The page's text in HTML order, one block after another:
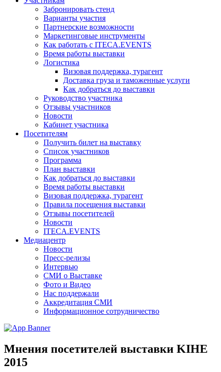
Забронировать стенд
Варианты участия
Партнерские возможности
Маркетинговые инструменты
Как работать с ITECA.EVENTS
Время работы выставки
Логистика
Визовая поддержка, турагент
Доставка груза и таможенные услуги
Как добраться до выставки
Руководство участника
Отзывы участников
Новости
Кабинет участника
Посетителям
Получить билет на выставку
Список участников
Программа
План выставки
Как добраться до выставки
Время работы выставки
Визовая поддержка, турагент
Правила посещения выставки
Отзывы посетителей
Новости
ITECA.EVENTS
Медиацентр
Новости
Пресс-релизы
Интервью
СМИ о Выставке
Фото и Видео
Нас поддержали
Аккредитация СМИ
Информационное сотрудничество
Мнения посетителей выставки KIHE
2015